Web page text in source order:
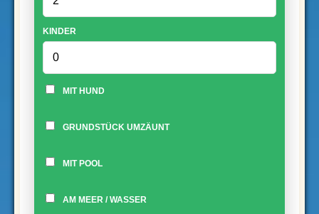
KINDER
MIT HUND
GRUNDSTÜCK UMZÄUNT
MIT POOL
AM MEER / WASSER